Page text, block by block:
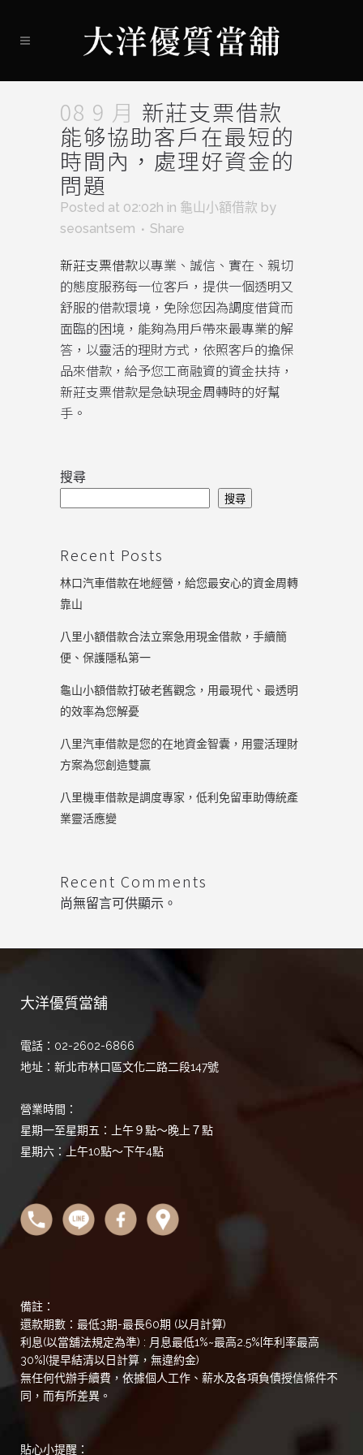
08 9 月 新莊支票借款
能够協助客戶在最短的
時間內，處理好資金的
問題
Posted at 02:02h in 龜山小額借款 by
seosantsem
Share
新莊支票借款以專業、誠信、實在、親切
的態度服務每一位客戶，提供一個透明又
舒服的借款環境，免除您因為調度借貸而
面臨的困境，能夠為用戶帶來最專業的解
答，以靈活的理財方式，依照客戶的擔保
品來借款，給予您工商融資的資金扶持，
新莊支票借款是急缺現金周轉時的好幫
手。
搜尋
搜尋
Recent Posts
林口汽車借款在地經營，給您最安心的資金周轉
靠山
八里小額借款合法立案急用現金借款，手續簡
便、保護隱私第一
龜山小額借款打破老舊觀念，用最現代、最透明
的效率為您解憂
八里汽車借款是您的在地資金智囊，用靈活理財
方案為您創造雙贏
八里機車借款是調度專家，低利免留車助傳統產
業靈活應變
Recent Comments
尚無留言可供顯示。
大洋優質當舖
電話：02-2602-6866
地址：新北市林口區文化二路二段147號
營業時間：
星期一至星期五：上午９點～晚上７點
星期六：上午10點～下午4點
備註：
還款期數：最低3期-最長60期 (以月計算)
利息(以當舖法規定為準) : 月息最低1%~最高2.5%[年利率最高
30%](提早結清以日計算，無違約金)
無任何代辦手續費，依據個人工作、薪水及各項負債授信條件不
同，而有所差異。
貼心小提醒：